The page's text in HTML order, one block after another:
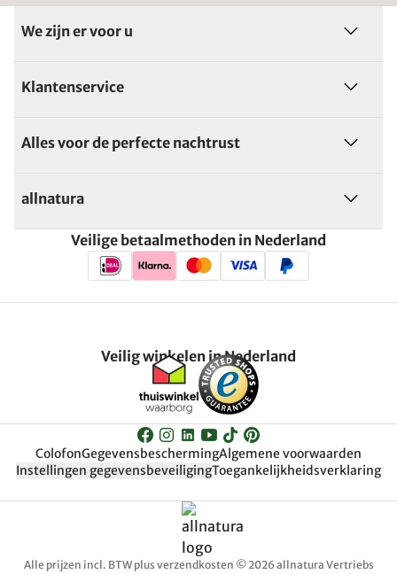
We zijn er voor u
Klantenservice
Alles voor de perfecte nachtrust
allnatura
Veilige betaalmethoden in Nederland
Veilig winkelen in Nederland
ColofonGegevensbeschermingAlgemene voorwaarden
Instellingen gegevensbeveiligingToegankelijkheidsverklaring
Alle prijzen incl. BTW plus verzendkosten © 2026 allnatura Vertriebs